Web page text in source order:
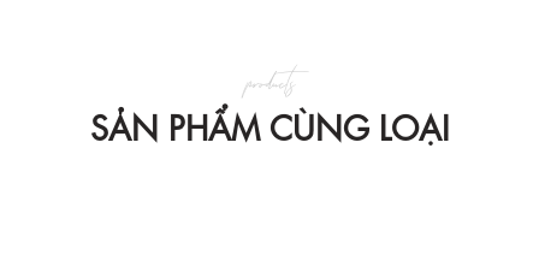
SẢN PHẨM CÙNG LOẠI
products